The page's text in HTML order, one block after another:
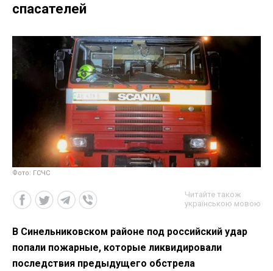
спасателей
Фото: ГСЧС
Читайте також
українською мовою
В Синельниковском районе под российский удар
попали пожарные, которые ликвидировали
последствия предыдущего обстрела